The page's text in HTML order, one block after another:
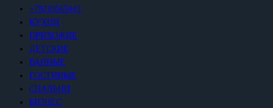
+79219565441
КУХНИ
ПРИХОЖИЕ
ДЕТСКИЕ
ВАННЫЕ
ГОСТИНЫЕ
СПАЛЬНИ
БИЗНЕС